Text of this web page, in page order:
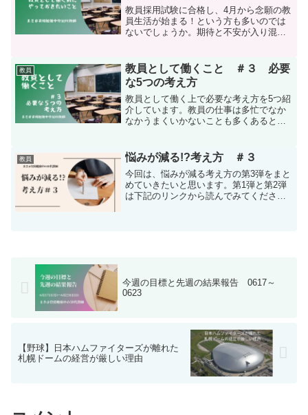
教員採用試験に合格し、4月から念願の教
員生活が始まる！という方も多いのでは
ないでしょうか。期待と不安が入り混じ
いことをいくつかご紹介します。1. 健康
管理教員は、体力的...
教員
教員として働くこと ＃３ 必要
な5つの考え方
教員として働く上で必要な考え方を5つ紹
介しています。教員の仕事は多忙でなか
なかうまくいかないことも多くあると思
ると思います。
教員 悩みが減る!?考え方 ＃３
今回は、悩みが減る考え方の第3弾をまと
めていきたいと思います。第1弾と第2弾
は下記のリンクから読んでみてくださ
今週の目標と先週の結果報告 0617～
0623
【野球】日本ハムファイターズが離れた
札幌ドームの経営が厳しい理由